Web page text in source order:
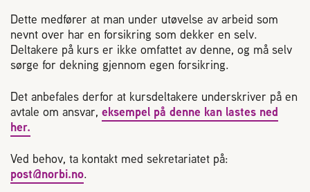
Kurs
Aktivitetskalender
Lover og regler
Plassering av bigård
Sjekkliste for kjøp og salg av bier
Dette medfører at man under utøvelse av arbeid som
nevnt over har en forsikring som dekker en selv.
Deltakere på kurs er ikke omfattet av denne, og må selv
sørge for dekning gjennom egen forsikring.
Det anbefales derfor at kursdeltakere underskriver på en
avtale om ansvar, eksempel på denne kan lastes ned
her.
Ved behov, ta kontakt med sekretariatet på:
post@norbi.no.